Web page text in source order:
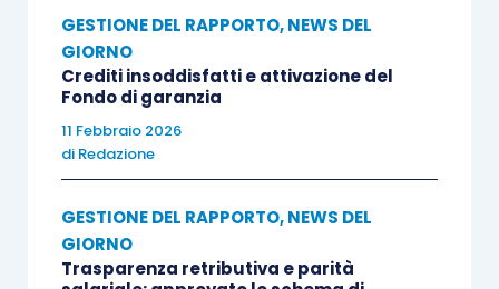
riportata sullo scontrino comprovante l’acquisto
del farmaco.
Centro Studi Lavoro e Previdenza – Euroconference
ti consiglia:
GESTIONE DEL RAPPORTO,NEWS DEL
GIORNO
Crediti insoddisfatti e attivazione del
Fondo di garanzia
11 Febbraio 2026
di Redazione
GESTIONE DEL RAPPORTO,NEWS DEL
GIORNO
Trasparenza retributiva e parità